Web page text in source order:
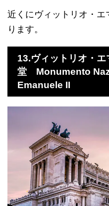
近くにヴィットリオ・
ります。
13.ヴィットリオ・
堂 Monumento
Emanuele II